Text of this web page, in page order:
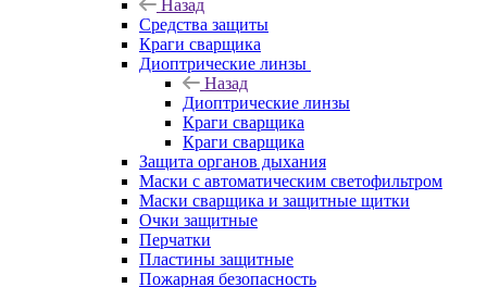
Назад
Средства защиты
Краги сварщика
Диоптрические линзы
Назад
Диоптрические линзы
Краги сварщика
Краги сварщика
Защита органов дыхания
Маски с автоматическим светофильтром
Маски сварщика и защитные щитки
Очки защитные
Перчатки
Пластины защитные
Пожарная безопасность